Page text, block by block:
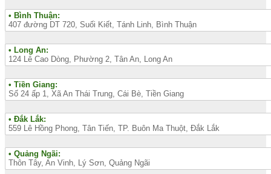
• Bình Thuận:
407 đường DT 720, Suối Kiết, Tánh Linh, Bình Thuận
• Long An:
124 Lê Cao Dòng, Phường 2, Tân An, Long An
• Tiền Giang:
Số 24 ấp 1, Xã An Thái Trung, Cái Bè, Tiền Giang
• Đắk Lắk:
559 Lê Hồng Phong, Tân Tiến, TP. Buôn Ma Thuột, Đắk Lắk
• Quảng Ngãi:
Thôn Tây, An Vinh, Lý Sơn, Quảng Ngãi